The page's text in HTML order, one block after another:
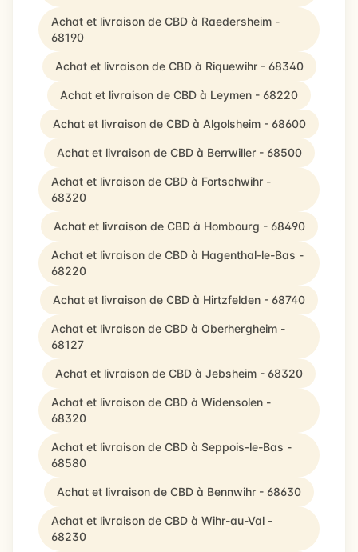
Achat et livraison de CBD à Raedersheim -
68190
Achat et livraison de CBD à Riquewihr - 68340
Achat et livraison de CBD à Leymen - 68220
Achat et livraison de CBD à Algolsheim - 68600
Achat et livraison de CBD à Berrwiller - 68500
Achat et livraison de CBD à Fortschwihr -
68320
Achat et livraison de CBD à Hombourg - 68490
Achat et livraison de CBD à Hagenthal-le-Bas -
68220
Achat et livraison de CBD à Hirtzfelden - 68740
Achat et livraison de CBD à Oberhergheim -
68127
Achat et livraison de CBD à Jebsheim - 68320
Achat et livraison de CBD à Widensolen -
68320
Achat et livraison de CBD à Seppois-le-Bas -
68580
Achat et livraison de CBD à Bennwihr - 68630
Achat et livraison de CBD à Wihr-au-Val -
68230